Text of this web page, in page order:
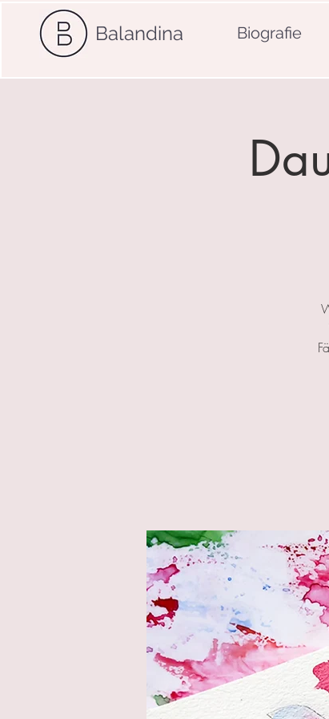
Balandina Biografie